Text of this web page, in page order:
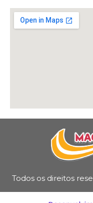
Todos os direitos